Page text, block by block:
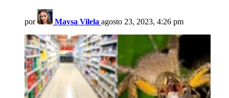
por Maysa Vilela agosto 23, 2023, 4:26 pm